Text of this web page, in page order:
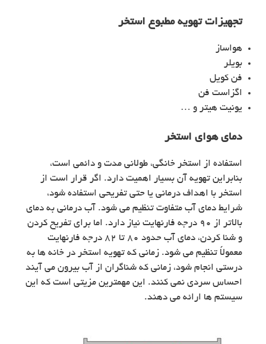
تجهیزات تهویه مطبوع استخر
هواساز
بویلر
فن کویل
اگزاست فن
یونیت هیتر و …
دمای هوای استخر
استفاده از استخر خانگی، طولانی‌ مدت و دائمی است،
بنابراین تهویه آن بسیار اهمیت دارد. اگر قرار است از
استخر با اهداف درمانی یا حتی تفریحی استفاده شود،
شرایط دمای آب متفاوت تنظیم می شود. آب درمانی به دمای
بالاتر از ۹۰ درجه فارنهایت نیاز دارد. اما برای تفریح کردن
و شنا کردن، دمای آب حدود ۸۰ تا ۸۲ درجه فارنهایت
معمولاً تنظیم می شود. زمانی که تهویه استخر در خانه ها به
درستی انجام شود، زمانی که شناگران از آب بیرون می آیند
احساس سردی نمی کنند. این مهمترین مزیتی است که این
سیستم ها ارائه می دهند.